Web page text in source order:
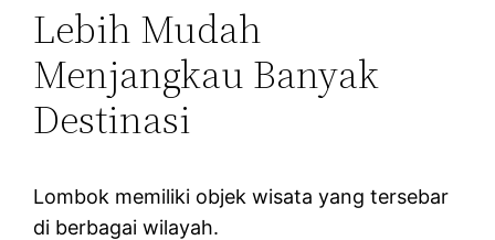
Lebih Mudah
Menjangkau Banyak
Destinasi
Lombok memiliki objek wisata yang tersebar
di berbagai wilayah.